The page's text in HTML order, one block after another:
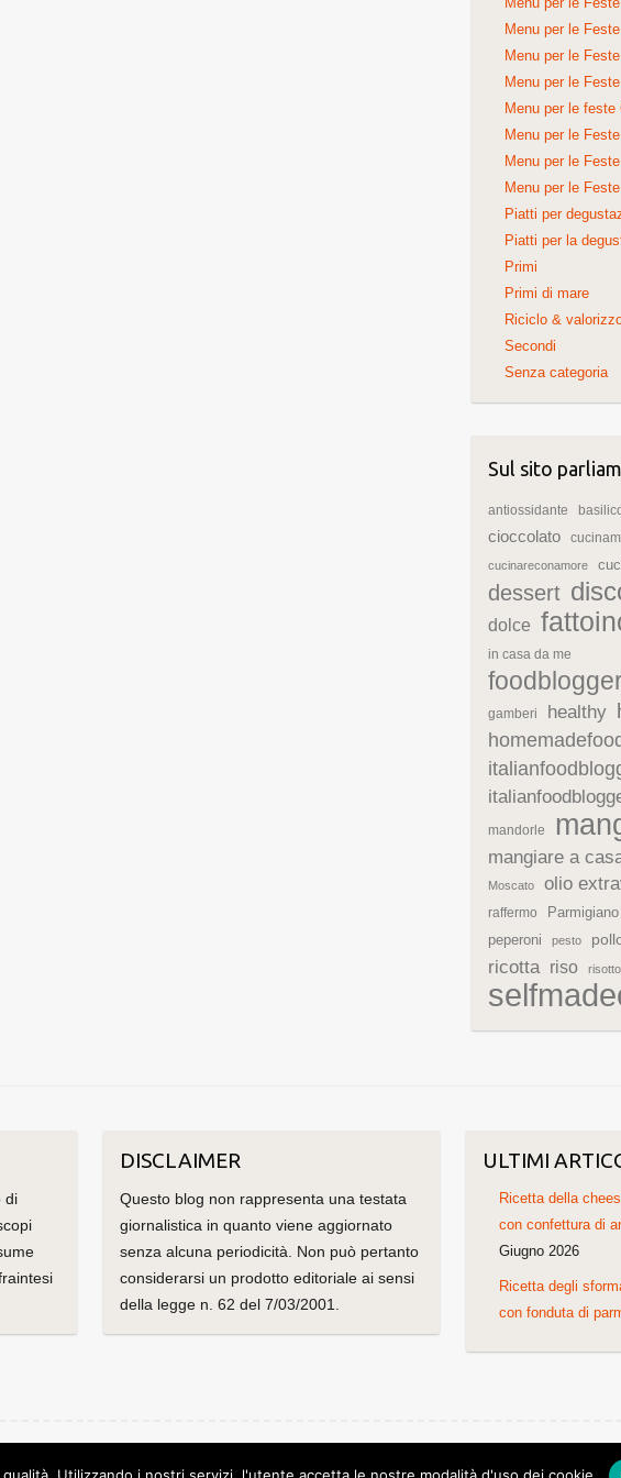
Menu per le
Menu per le
Menu per le
Menu per le feste
Menu per le
Menu per le
Menu per le
Piatti per
Piatti per la
Primi
Primi di mare
Riciclo &
Secondi
Senza categoria
Sul sito
antiossidante
cioccolato
cucinareconamore
dessert
dolce
in casa da me
gamberi healthy
mandorle
mangiare a
Moscato olio
raffermo
Parmigiano
peperoni pesto
ricotta riso risotto
di
DISCLAIMER
Questo blog non rappresenta una testata
giornalistica in quanto viene aggiornato
senza alcuna periodicità. Non può pertanto
considerarsi un prodotto editoriale ai sensi
della legge n. 62 del 7/03/2001.
ULTIMI
Ricetta della
con confettura di
Giugno 2026
Ricetta degli
con fonduta di